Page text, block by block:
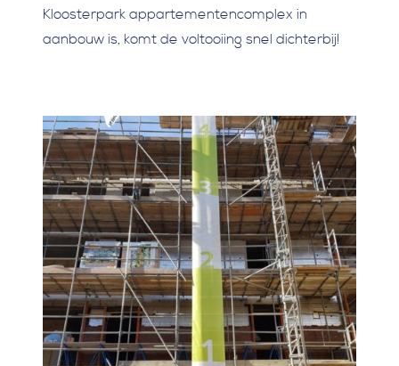
Kloosterpark appartementencomplex in
aanbouw is, komt de voltooiing snel dichterbij!